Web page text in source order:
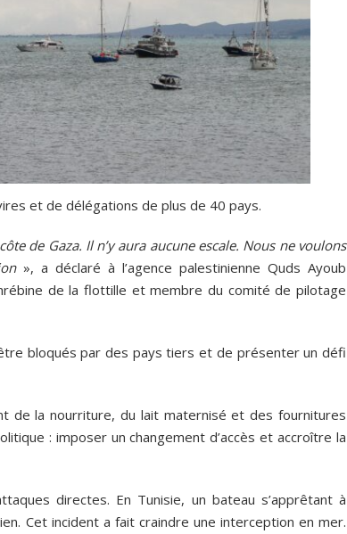
et de délégations de plus de 40 pays.
de Gaza. Il n’y aura aucune escale. Nous ne voulons
», a déclaré à l’agence palestinienne Quds Ayoub
de la flottille et membre du comité de pilotage
bloqués par des pays tiers et de présenter un défi
de la nourriture, du lait maternisé et des fournitures
: imposer un changement d’accès et accroître la
directes. En Tunisie, un bateau s’apprêtant à
Cet incident a fait craindre une interception en mer.